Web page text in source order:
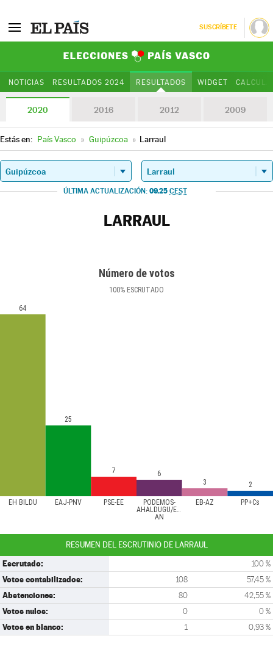
SUSCRÍBETE
NOTICIAS RESULTADOS 2024 RESULTADOS WIDGET
2020 2016 2012 2009
Estás en: País Vasco » Guipúzcoa » Larraul
ÚLTIMA ACTUALIZACIÓN: 09.25 CEST
LARRAUL
Número de votos
100% ESCRUTADO
EH BILDU EAJ-PNV PSE-EE
PODEMOS-
AHALDUGU/EZKER
AN
EB-AZ PP+Cs
64
25
7
6
3
2
RESUMEN DEL ESCRUTINIO DE LARRAUL
Escrutado: 100 %
Votos contabilizados: 108 57,45 %
Abstenciones: 80 42,55 %
Votos nulos: 0 0 %
Votos en blanco: 1 0,93 %